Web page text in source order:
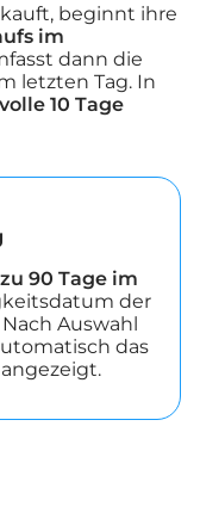
beginnt ihre
im
dann die
letzten Tag. In
10 Tage
90 Tage im
der
Auswahl
das